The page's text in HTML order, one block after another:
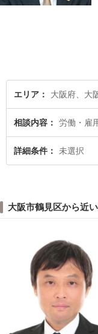
エリア 大阪府、大
相談内容 労働・雇
詳細条件 未選択
大阪市鶴見区から近